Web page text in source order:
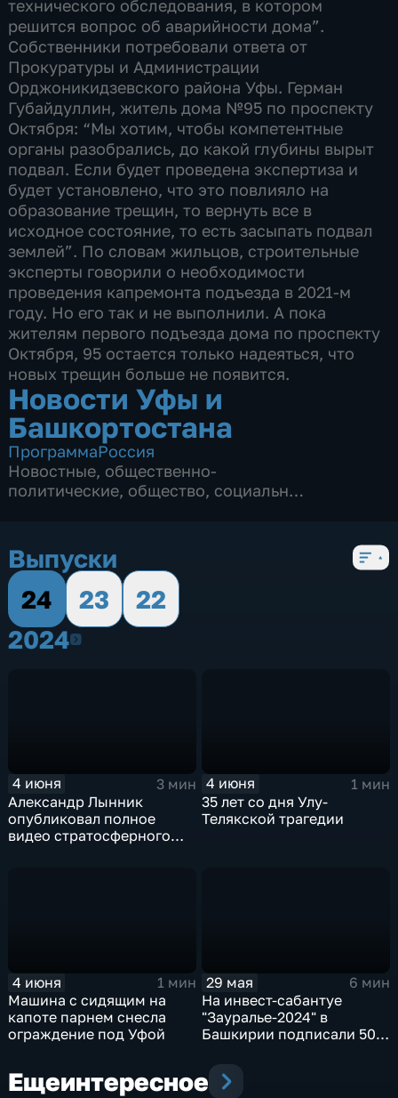
технического обследования, в котором
решится вопрос об аварийности дома”.
Собственники потребовали ответа от
Прокуратуры и Администрации
Орджоникидзевского района Уфы. Герман
Губайдуллин, житель дома №95 по проспекту
Октября: “Мы хотим, чтобы компетентные
органы разобрались, до какой глубины вырыт
подвал. Если будет проведена экспертиза и
будет установлено, что это повлияло на
образование трещин, то вернуть все в
исходное состояние, то есть засыпать подвал
землей”. По словам жильцов, строительные
эксперты говорили о необходимости
проведения капремонта подъезда в 2021-м
году. Но его так и не выполнили. А пока
жителям первого подъезда дома по проспекту
Октября, 95 остается только надеяться, что
новых трещин больше не появится.
Новости Уфы и
Башкортостана
ПрограммаРоссия
Новостные, общественно-
политические, общество, социально-
Выпуски
24
23
22
20242024
4 июня
3 мин
Александр Лынник
опубликовал полное
видео стратосферного
4 июня
1 мин
35 лет со дня Улу-
Телякской трагедии
4 июня
1 мин
Машина с сидящим на
капоте парнем снесла
ограждение под Уфой
29 мая
6 мин
На инвест-сабантуе
"Зауралье-2024" в
Башкирии подписали 50
более 100 млрд рублей
Ещеинтересное